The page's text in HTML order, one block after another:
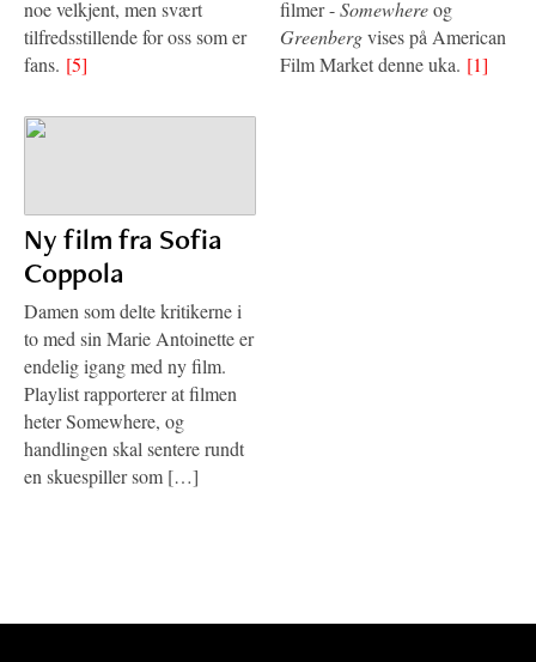
noe velkjent, men svært
tilfredsstillende for oss som er
fans. [5]
filmer -Somewhereog
Greenbergvises på American
Film Market denne uka. [1]
Ny film fra Sofia
Coppola
Damen som delte kritikerne i
to med sin Marie Antoinette er
endelig igang med ny film.
Playlist rapporterer at filmen
heter Somewhere, og
handlingen skal sentere rundt
en skuespiller som […]